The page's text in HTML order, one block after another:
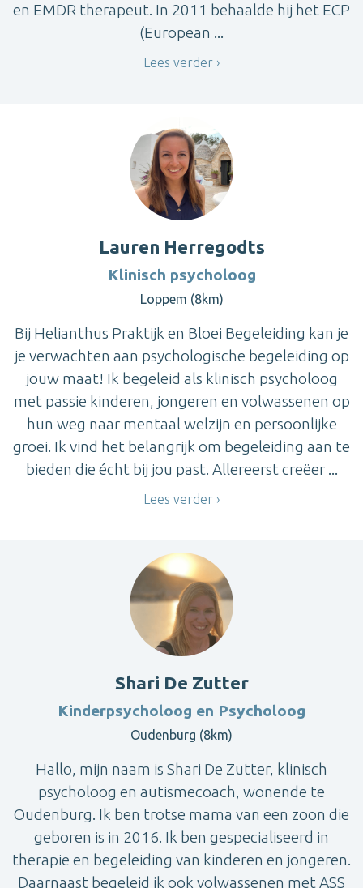
en EMDR therapeut. In 2011 behaalde hij het ECP
(European ...
Lees verder
Lauren Herregodts
Klinisch psycholoog
Loppem (8km)
Bij Helianthus Praktijk en Bloei Begeleiding kan je
je verwachten aan psychologische begeleiding op
jouw maat! Ik begeleid als klinisch psycholoog
met passie kinderen, jongeren en volwassenen op
hun weg naar mentaal welzijn en persoonlijke
groei. Ik vind het belangrijk om begeleiding aan te
bieden die écht bij jou past. Allereerst creëer ...
Lees verder
Shari De Zutter
Kinderpsycholoog en Psycholoog
Oudenburg (8km)
Hallo, mijn naam is Shari De Zutter, klinisch
psycholoog en autismecoach, wonende te
Oudenburg. Ik ben trotse mama van een zoon die
geboren is in 2016. Ik ben gespecialiseerd in
therapie en begeleiding van kinderen en jongeren.
Daarnaast begeleid ik ook volwassenen met ASS